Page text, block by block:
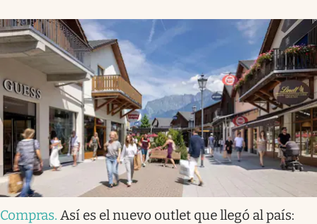
Compras. Así es el nuevo outlet que llegó al país: